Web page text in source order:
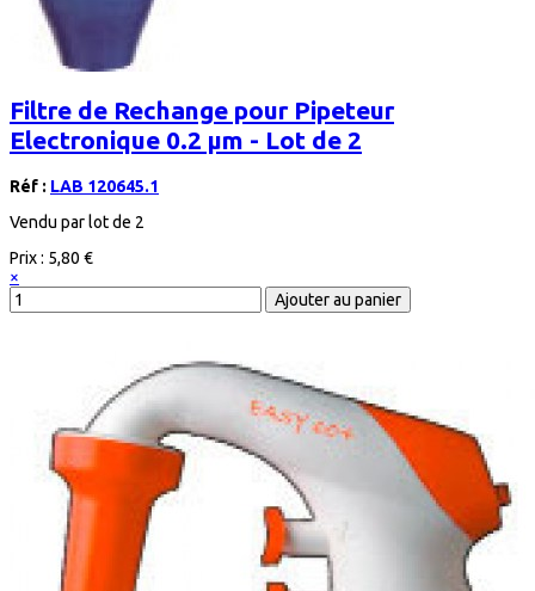
Filtre de Rechange pour Pipeteur
Electronique 0.2 µm - Lot de 2
Réf : LAB 120645.1
Vendu par lot de 2
Prix : 5,80 €
×